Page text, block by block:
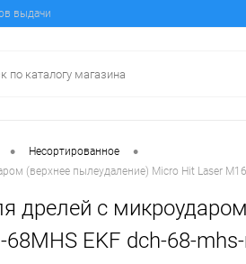
выдачи
• Несортированное •
(верхнее пылеудаление) Micro Hit Laser
дрелей с
EKF dch-68-